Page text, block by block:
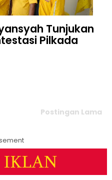
Tunjukan
Pilkada
Postingan Lama